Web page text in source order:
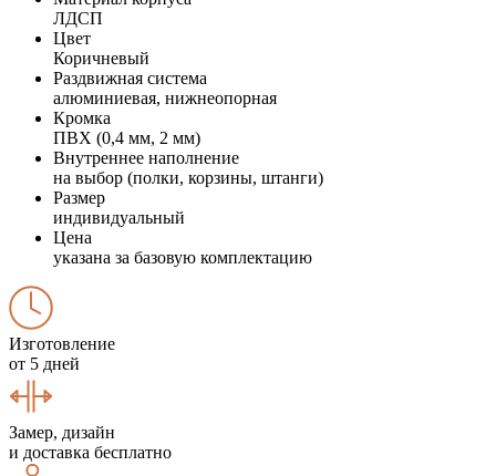
ЛДСП
Цвет
Коричневый
Раздвижная система
алюминиевая, нижнеопорная
Кромка
ПВХ (0,4 мм, 2 мм)
Внутреннее наполнение
на выбор (полки, корзины, штанги)
Размер
индивидуальный
Цена
указана за базовую комплектацию
Изготовление
от 5 дней
Замер, дизайн
и доставка бесплатно